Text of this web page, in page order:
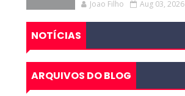
Joao Filho Aug 03, 2026
NOTÍCIAS
ARQUIVOS DO BLOG